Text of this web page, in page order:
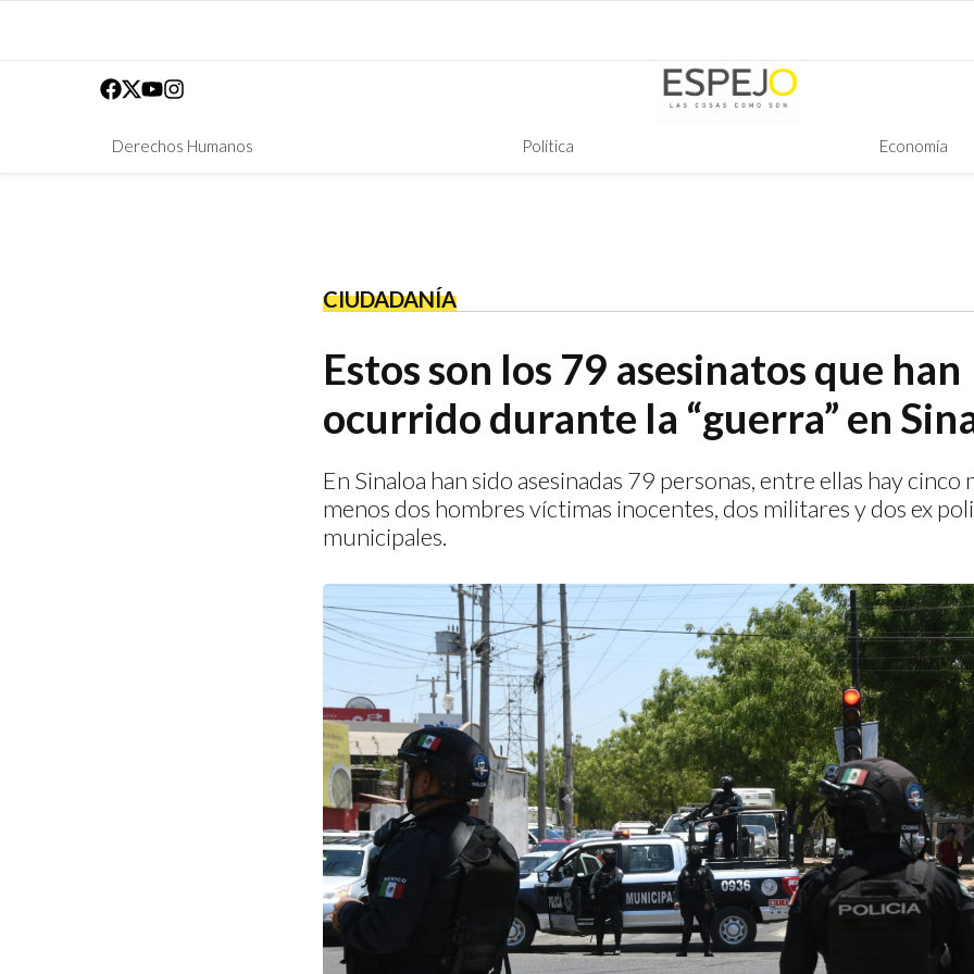
Derechos Humanos Política Economía
CIUDADANÍA
Estos son los 79 asesinatos que han
ocurrido durante la “guerra” en
En Sinaloa han sido asesinadas 79 personas, entre ellas hay cinco
menos dos hombres víctimas inocentes, dos militares y dos ex
municipales.